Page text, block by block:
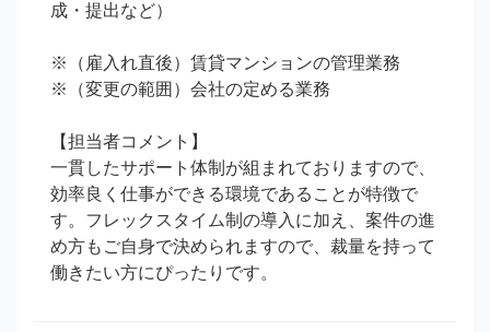
成・提出など）
※（雇入れ直後）賃貸マンションの管理業務
※（変更の範囲）会社の定める業務
【担当者コメント】
一貫したサポート体制が組まれておりますので、
効率良く仕事ができる環境であることが特徴で
す。フレックスタイム制の導入に加え、案件の進
め方もご自身で決められますので、裁量を持って
働きたい方にぴったりです。